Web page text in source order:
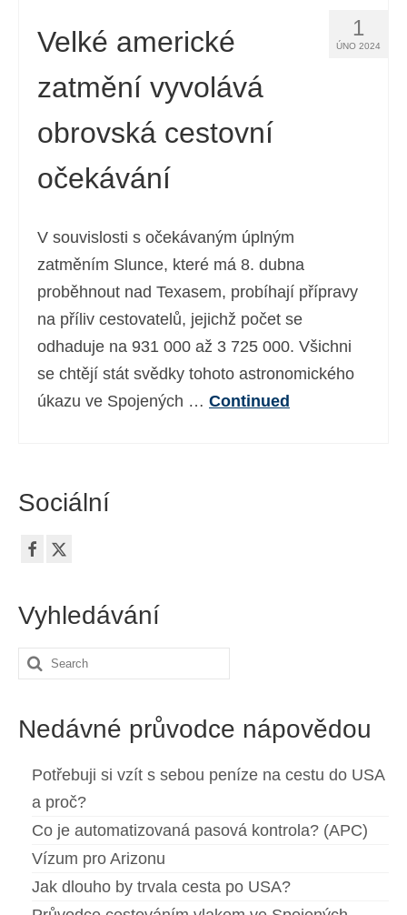
1
ÚNO 2024
Velké americké
zatmění vyvolává
obrovská cestovní
očekávání
V souvislosti s očekávaným úplným
zatměním Slunce, které má 8. dubna
proběhnout nad Texasem, probíhají přípravy
na příliv cestovatelů, jejichž počet se
odhaduje na 931 000 až 3 725 000. Všichni
se chtějí stát svědky tohoto astronomického
úkazu ve Spojených … Continued
Sociální
Vyhledávání
Search
Nedávné průvodce nápovědou
Potřebuji si vzít s sebou peníze na cestu do USA
a proč?
Co je automatizovaná pasová kontrola? (APC)
Vízum pro Arizonu
Jak dlouho by trvala cesta po USA?